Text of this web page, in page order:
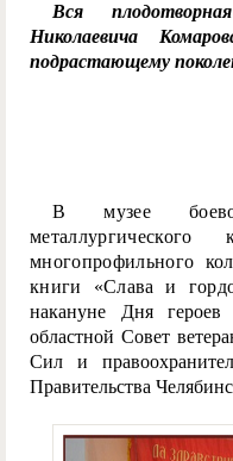
Вся
Николаевича
подрастающему
В музее
металлургического
многопрофильного
книги «Слава и
накануне Дня героев
областной Совет
Сил и
Правительства